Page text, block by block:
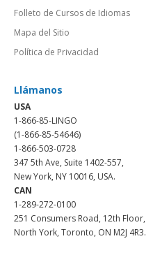
Folleto de Cursos de Idiomas
Mapa del Sitio
Política de Privacidad
Llámanos
USA
1-866-85-LINGO
(1-866-85-54646)
1-866-503-0728
347 5th Ave, Suite 1402-557,
New York, NY 10016, USA.
CAN
1-289-272-0100
251 Consumers Road, 12th Floor,
North York, Toronto, ON M2J 4R3.